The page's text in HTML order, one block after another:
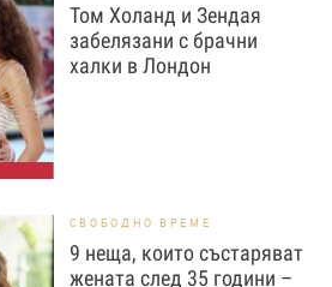
Том Холанд и Зендая
забелязани с брачни
халки в Лондон
СВОБОДНО ВРЕМЕ
9 неща, които състаряват
жената след 35 години –